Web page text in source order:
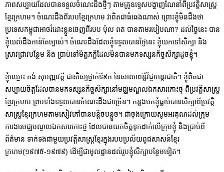
ភាពសប្បាយដែលបានទទួលចំណេះដឹងថ្មីៗ តាមគ្រូឧទ្ទេសបង្ហាញណែនាំពីប្រវត្តិសាស្ត្រ
ខ្មែរក្រហម។ ចំណេះដឹងពីរបបខ្មែរក្រហម វាពិតជាធំធេងណាស់ ព្រោះខ្ញុំមិនដឹងថា
ប្រទេសកម្ពុជាអាចរំដោះខ្លួនចេញពីរបប ប៉ុល ពត បានតាមរបៀបណា? ដល់ថ្ងៃនេះ បាន
ខ្ញុំយល់ដឹងកាន់តែច្បាស់។ ចំណេះដឹងដែលខ្ញុំទទួលបានថ្ងៃនេះ ខ្ញុំយកទៅសិក្សា និង
ស្រាវជ្រាវបន្ថែម និង ប្រាប់ទៅមិត្តភក្តិដែលមិនបានមកទស្សនកិច្ចសិក្សាដូចខ្ញុំ។
ខ្ញុំឈ្មោះ គង់ សុបញ្ញាវត្តី ជាសិស្សថ្នាក់ទី៩ក នៃសាលាពន្លឺវិជ្ជាអន្តរជាតិ។ ខ្ញុំពិតជា
សប្បាយចិត្តដែលបានមកទស្សនកិច្ចសិក្សានៅមជ្ឈមណ្ឌលឯកសារកោះថ្ម ពីប្រវត្តិសាស្រ្ត
ខ្មែរក្រហម ព្រមទាំងទទួលបានចំណេះដឹងជាច្រើន។ កន្លងមកខ្ញុំធ្លាប់បានសិក្សាពីប្រវត្តិ
សាស្រ្តខ្មែរក្រហមតាមសៀវភៅបានបន្តិចបន្តួច។ ជាចុងក្រោយសូមអរគុណដល់ក្រុម
ការងារមជ្ឈមណ្ឌលឯកសារកោះថ្ម ដែលបានយកចិត្តទុកដាក់លើក្រុមខ្ញុំ និងប្រាប់ពី
ព័ត៌មាន ទាក់ទងជាមួយប្រវត្តិសាស្ត្រខ្មែរក្នុងរបបប្រល័យពូជសាសន៍ខ្មែរ
ក្រហម(១៩៧៥-១៩៧៩) ដើម្បីជាមូលដ្ឋានដល់រូបខ្ញុំសិក្សាបន្ថែមទៀត។